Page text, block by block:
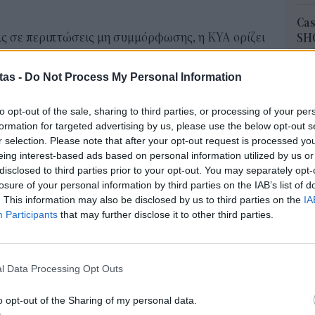
- Do Not Process My Personal Information
opt-out of the sale, sharing to third parties, or processing of your
for targeted advertising by us, please use the below opt-out
selection. Please note that after your opt-out request is processed
interest-based ads based on personal information utilized by us
to third parties prior to your opt-out. You may separately
of your personal information by third parties on the IAB’s list of
This information may also be disclosed by us to third parties on the
Participants that may further disclose it to other third parties.
Data Processing Opt Outs
opt-out of the Sharing of my personal data.
σε περιπτώσεις μη συμμόρφωσης, η ΚΥΑ ορίζει
έως και 01.04.2024 αναστέλλεται κατ'
νέους υπόχρεους, εφόσον είναι σε θέση να
ότι έχουν προμηθευτεί τερματικά αποδοχής
τελούν εν αναμονή προς εγκατάσταση στην
Ανάπτυξης, κ. Κώστας Σκρέκας, υπογράμμισε:
προμήθεια και τη χρήση POS από τους νέους
πληρωμής κρίθηκε απαραίτητη.
χρόνος στην αγορά για να ανταπεξέλθει στην
στους νέους υπόχρεους προκειμένου να
εργαλεία του Ταμείου Ανθεκτικότητας και
προμήθεια συσκευών ηλεκτρονικών πληρωμών.
τα
οι
07